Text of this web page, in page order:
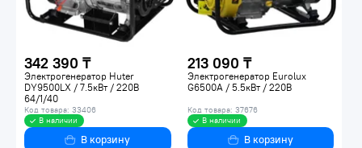
342 390 ₸
Электрогенератор Huter
DY9500LХ / 7.5кВт / 220В
64/1/40
Код товара: 33406
В наличии
В корзину
213 090 ₸
Электрогенератор Eurolux
G6500A / 5.5кВт / 220В
Код товара: 37676
В наличии
В корзину